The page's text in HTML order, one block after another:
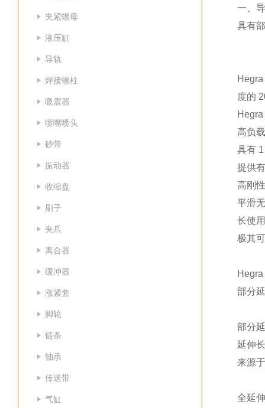
夹紧螺母
液压缸
导轨
焊接螺柱
吸震器
喷嘴喷头
砂带
振动器
收缩盘
刷子
夹爪
离合器
缓冲器
涨紧套
脚轮
链条
轴承
传送带
气缸
一、
具有
度的
高负
具有
提供
高刚
平滑
长使
极其
部分
部分
延伸
来源
全延